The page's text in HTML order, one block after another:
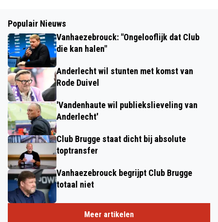
Populair Nieuws
Vanhaezebrouck: "Ongelooflijk dat Club
die kan halen"
Anderlecht wil stunten met komst van
Rode Duivel
'Vandenhaute wil publiekslieveling van
Anderlecht'
Club Brugge staat dicht bij absolute
toptransfer
Vanhaezebrouck begrijpt Club Brugge
totaal niet
Meer artikelen